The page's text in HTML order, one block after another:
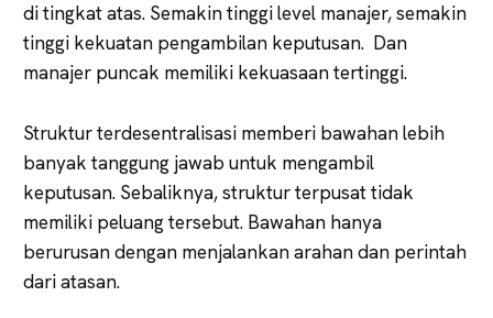
di tingkat atas. Semakin tinggi level manajer, semakin
tinggi kekuatan pengambilan keputusan. Dan
manajer puncak memiliki kekuasaan tertinggi.
Struktur terdesentralisasi memberi bawahan lebih
banyak tanggung jawab untuk mengambil
keputusan. Sebaliknya, struktur terpusat tidak
memiliki peluang tersebut. Bawahan hanya
berurusan dengan menjalankan arahan dan perintah
dari atasan.